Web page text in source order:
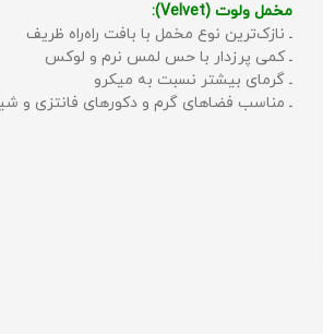
مخمل ولوت (Velvet):
ـ نازک‌ترین نوع مخمل با بافت راه‌راه ظریف
ـ کمی پرزدار با حس لمس نرم و لوکس
ـ گرمای بیشتر نسبت به میکرو
ـ مناسب فضاهای گرم و دکورهای فانتزی و